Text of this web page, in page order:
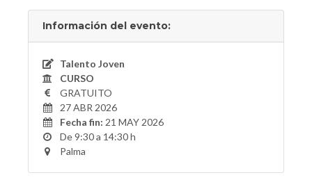
Información del evento:
Talento Joven
CURSO
GRATUITO
27 ABR 2026
Fecha fin: 21 MAY 2026
De 9:30 a 14:30 h
Palma